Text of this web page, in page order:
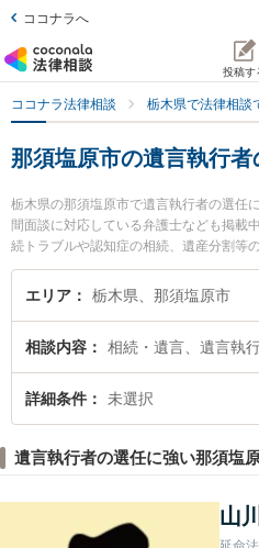
ココナラへ
投稿す
ココナラ法律相談 栃木県で法律相談
那須塩原市の遺言執行
栃木県の那須塩原市で遺言執行者の選任
間面談に対応している弁護士なども掲載
続トラブルや認知症の相続、遺産分割等
便利です。特に黒磯総合法律事務所の園
護士費用、強みなどが注目されています
料で遺言執行者の選任を法律相談できる
い』などでお困りの相談者さんにおすす
エリア 栃木県、那須塩原市
相談内容 相続・遺言、遺言執
詳細条件 未選択
遺言執行者の選任に強い那須塩
山